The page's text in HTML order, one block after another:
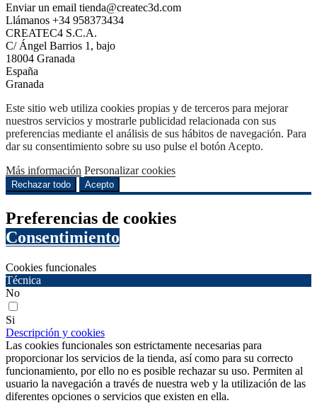
Enviar un email tienda@createc3d.com
Llámanos +34 958373434
CREATEC4 S.C.A.
C/ Ángel Barrios 1, bajo
18004 Granada
España
Granada
Este sitio web utiliza cookies propias y de terceros para mejorar
nuestros servicios y mostrarle publicidad relacionada con sus
preferencias mediante el análisis de sus hábitos de navegación. Para
dar su consentimiento sobre su uso pulse el botón Acepto.
Más información Personalizar cookies
Rechazar todo Acepto
Preferencias de cookies
Consentimiento
Cookies funcionales
Técnica
No
Si
Descripción y cookies
Las cookies funcionales son estrictamente necesarias para
proporcionar los servicios de la tienda, así como para su correcto
funcionamiento, por ello no es posible rechazar su uso. Permiten al
usuario la navegación a través de nuestra web y la utilización de las
diferentes opciones o servicios que existen en ella.